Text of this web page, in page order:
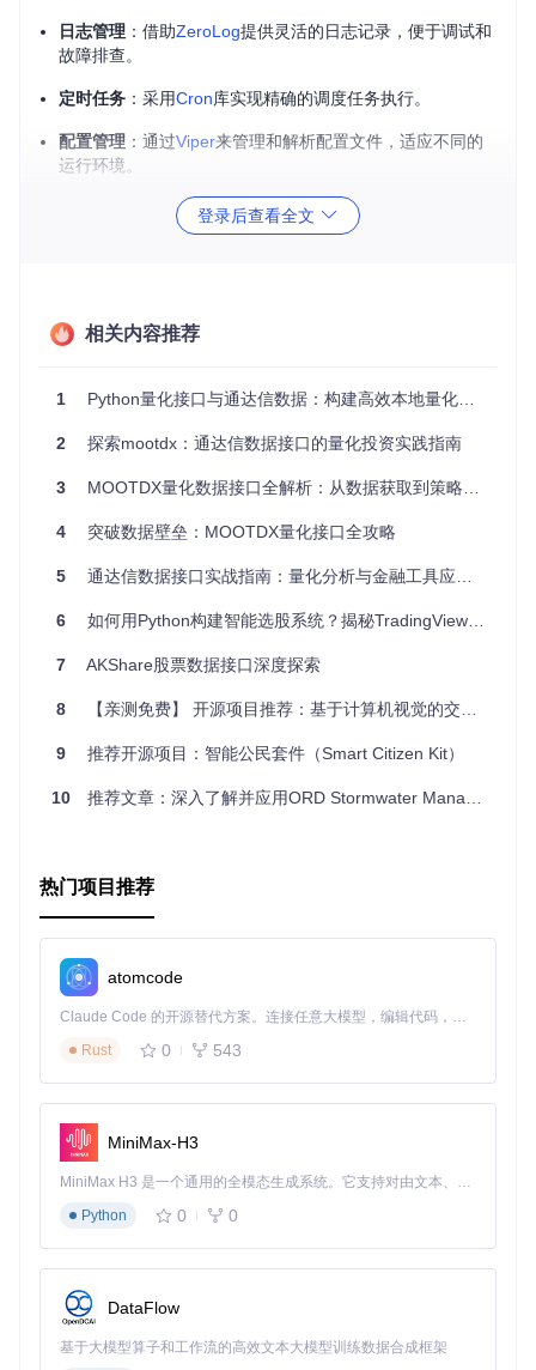
日志管理 ：借助ZeroLog提供灵活的日志记录，便于调试和
故障排查。
定时任务 ：采用Cron库实现精确的调度任务执行。
配置管理 ：通过Viper来管理和解析配置文件，适应不同的
运行环境。
jwt-go库实现JSON Web Token，确保API
3、项目及技术应用场景
智能决策辅助 ：为交易算法或自动化工具提供数据输入，辅
助做出更明智的决策。
监控报警系统
：当市场价格达到预设阈值时，自动触发通知
或报警。
们能够集成你的数据源。
高性能：基于Golang的并发特性，能高效处理大量并发请
模块化设计：清晰的MVC架构，易于扩展和维护。
Docker支持：通过Docker Compose轻松部署，便于多环
社区活跃：GitHub上有详细的Wiki教程，遇到问题能得到及
_monitor无疑是值得信赖的选择。立即克隆项目，开启您的市
登录后查看全文
相关内容推荐
1 Python量化接口与通达信数据：构建高效本地量化投资工具
2 探索mootdx：通达信数据接口的量化投资实践指南
3 MOOTDX量化数据接口全解析：从数据获取到策略落地的完整指南
4 突破数据壁垒：MOOTDX量化接口全攻略
5 通达信数据接口实战指南：量化分析与金融工具应用详解
6 如何用Python构建智能选股系统？揭秘TradingView-Screener的核心优势
7 AKShare股票数据接口深度探索
8 【亲测免费】 开源项目推荐：基于计算机视觉的交通违规检测系统
9 推荐开源项目：智能公民套件（Smart Citizen Kit）
10 推荐文章：深入了解并应用ORD Stormwater Management Model Solver - 城市水资源管理的利器
热门项目推荐
atomcode
Claude Code 的开源替代方案。连接任意大模型，编辑代码，运行命令，自动验证 — 全自动执行。用 Rust 构建，极致性能。 ｜ An open-source alternative to Claude Code. Connect any LLM, edit code, run commands, and verify changes — autonomously. Built in Rust for speed. Get Started
Rust
0 543
MiniMax-H3
MiniMax H3 是一个通用的全模态生成系统。它支持对由文本、图像、视频和音频组成的多模态上下文进行统一理解，并能生成分辨率高达 2K、时长可达 15 秒的带原生立体声音频的视频。得益于面向任务泛化的系统设计，H3 在预训练阶段就已具备广泛的多模态上下文理解与生成能力，能够出色地执行复杂的多模态指令。
Python
0 0
DataFlow
基于大模型算子和工作流的高效文本大模型训练数据合成框架